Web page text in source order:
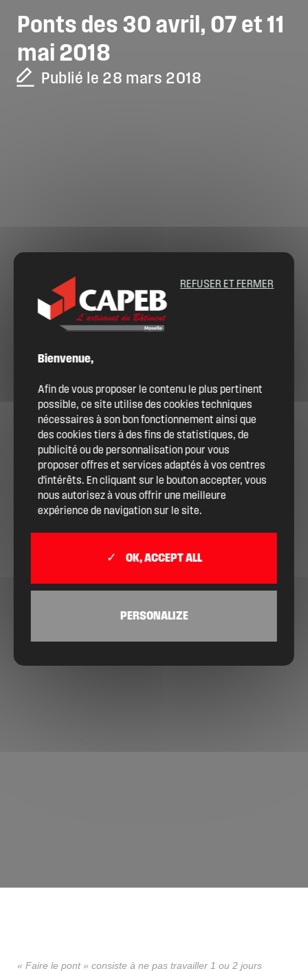
Ponts des 30 avril, 07 et 11
mai 2018
Publié le 28 mars 2018
« Faire le pont » consiste à ne pas travailler 1 ou 2 jours
Bienvenue,
Afin de vous proposer le contenu le plus pertinent
possible, ce site utilise des cookies techniques
nécessaires à son bon fonctionnement ainsi que
des cookies tiers à des fins de statistiques, de
publicité ou de personnalisation pour vous
proposer offres et services adaptés à vos centres
d'intérêts. En cliquant sur le bouton accepter, vous
nous autorisez à vous offrir une meilleure
expérience de navigation sur le site.
OK, ACCEPT ALL
REFUSER ET FERMER
PERSONALIZE